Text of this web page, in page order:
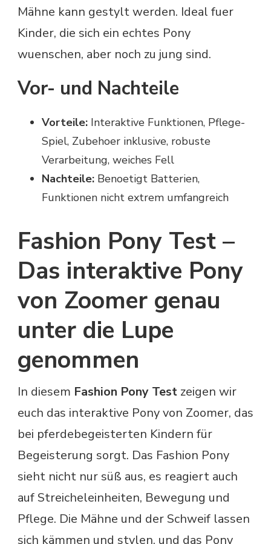
Mähne kann gestylt werden. Ideal fuer
Kinder, die sich ein echtes Pony
wuenschen, aber noch zu jung sind.
Vor- und Nachteile
Vorteile: Interaktive Funktionen, Pflege-
Spiel, Zubehoer inklusive, robuste
Verarbeitung, weiches Fell
Nachteile: Benoetigt Batterien,
Funktionen nicht extrem umfangreich
Fashion Pony Test –
Das interaktive Pony
von Zoomer genau
unter die Lupe
genommen
In diesem Fashion Pony Test zeigen wir
euch das interaktive Pony von Zoomer, das
bei pferdebegeisterten Kindern für
Begeisterung sorgt. Das Fashion Pony
sieht nicht nur süß aus, es reagiert auch
auf Streicheleinheiten, Bewegung und
Pflege. Die Mähne und der Schweif lassen
sich kämmen und stylen, und das Pony